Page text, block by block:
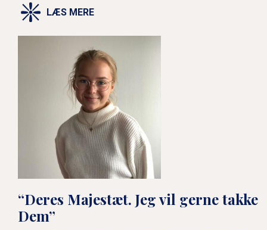
LÆS MERE
“Deres Majestæt. Jeg vil gerne takke
Dem”